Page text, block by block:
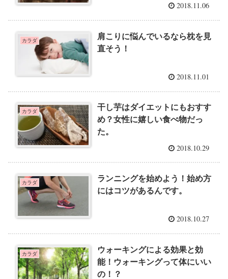
2018.11.06
カラダ
肩こりに悩んでいるなら枕を見
直そう！
2018.11.01
カラダ
干し芋はダイエットにもおすす
め？女性に嬉しい食べ物だっ
た。
2018.10.29
カラダ
ランニングを始めよう！始め方
にはコツがあるんです。
2018.10.27
カラダ
ウォーキングによる効果と効
能！ウォーキングって体にいい
の！？